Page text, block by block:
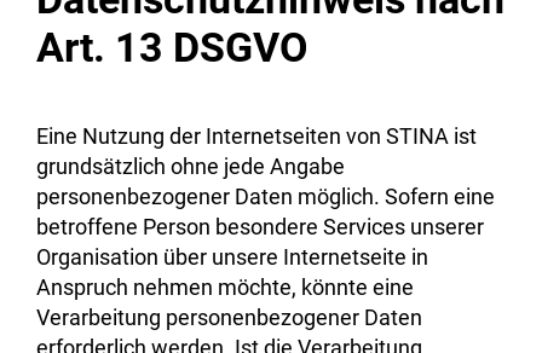
Art. 13 DSGVO
Eine Nutzung der Internetseiten von STINA ist
grundsätzlich ohne jede Angabe
personenbezogener Daten möglich. Sofern eine
betroffene Person besondere Services unserer
Organisation über unsere Internetseite in
Anspruch nehmen möchte, könnte eine
Verarbeitung personenbezogener Daten
erforderlich werden. Ist die Verarbeitung